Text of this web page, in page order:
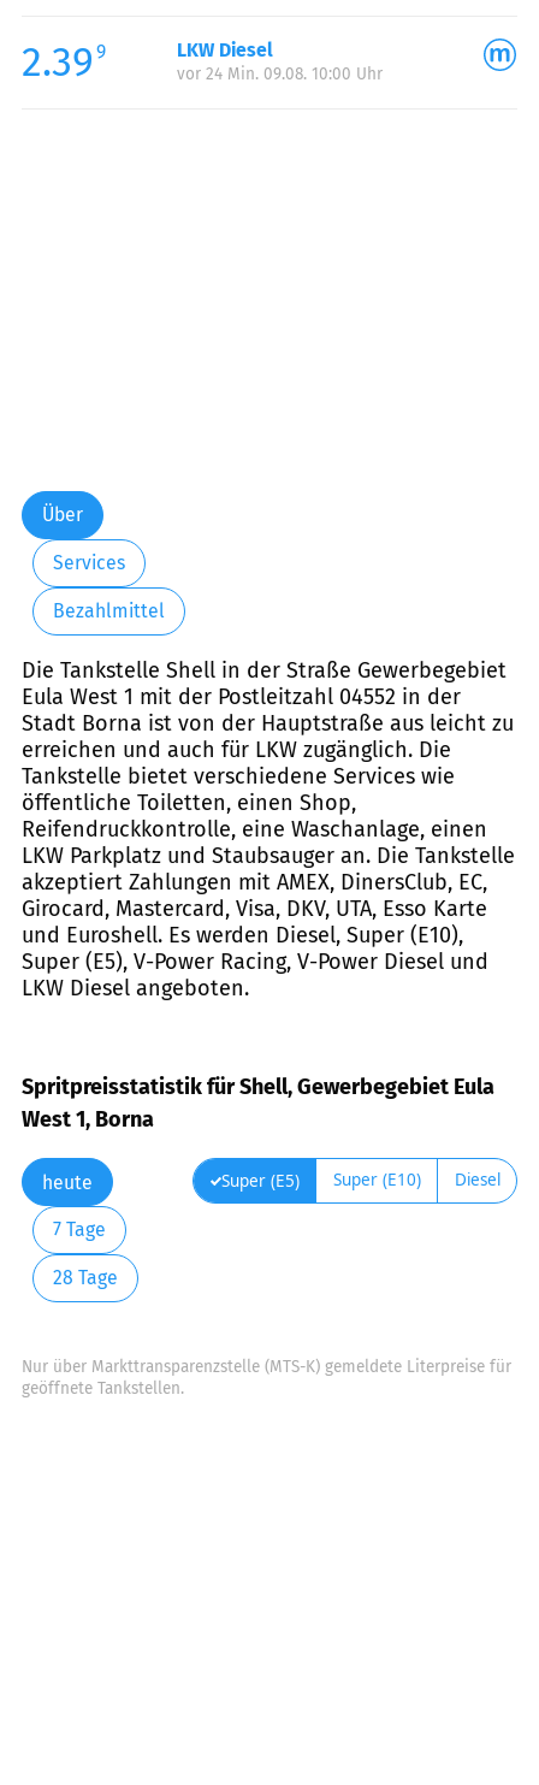
2.39 9 LKW Diesel
vor 24 Min. 09.08. 10:00 Uhr
Über
Services
Bezahlmittel
Die Tankstelle Shell in der Straße Gewerbegebiet
Eula West 1 mit der Postleitzahl 04552 in der
Stadt Borna ist von der Hauptstraße aus leicht zu
erreichen und auch für LKW zugänglich. Die
Tankstelle bietet verschiedene Services wie
öffentliche Toiletten, einen Shop,
Reifendruckkontrolle, eine Waschanlage, einen
LKW Parkplatz und Staubsauger an. Die Tankstelle
akzeptiert Zahlungen mit AMEX, DinersClub, EC,
Girocard, Mastercard, Visa, DKV, UTA, Esso Karte
und Euroshell. Es werden Diesel, Super (E10),
Super (E5), V-Power Racing, V-Power Diesel und
LKW Diesel angeboten.
Spritpreisstatistik für Shell, Gewerbegebiet Eula
West 1, Borna
heute
7 Tage
28 Tage
Super (E5) Super (E10) Diesel
Nur über Markttransparenzstelle (MTS-K) gemeldete Literpreise für
geöffnete Tankstellen.